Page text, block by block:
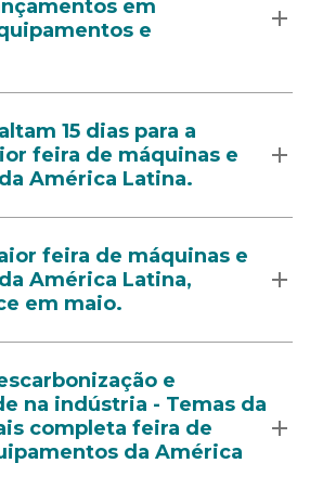
em
e
15 dias para a
feira de máquinas e
América Latina.
feira de máquinas e
América Latina,
em maio.
e
na indústria - Temas da
completa feira de
da América